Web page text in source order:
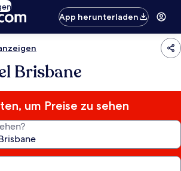
App herunterladen
Brisbane
um Preise zu sehen